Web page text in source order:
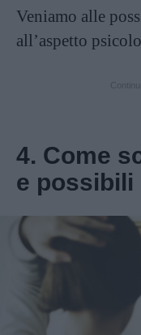
Veniamo alle
all’aspetto
4. Come
e possibili